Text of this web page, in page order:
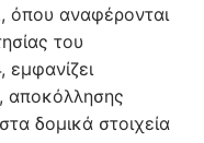
όπου αναφέρονται
του
αποκόλλησης
δομικά στοιχεία